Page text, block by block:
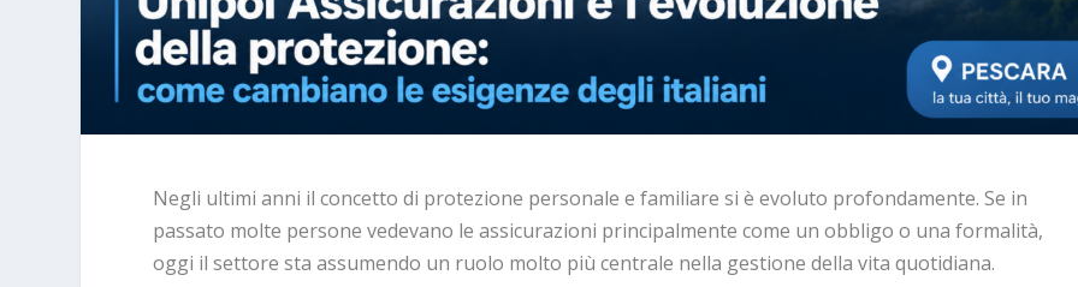
Negli ultimi anni il concetto di protezione personale e familiare si è evoluto profondamente. Se in
passato molte persone vedevano le assicurazioni principalmente come un obbligo o una formalità,
oggi il settore sta assumendo un ruolo molto più centrale nella gestione della vita quotidiana.